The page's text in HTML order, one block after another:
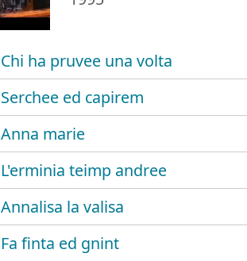
Chi ha pruvee una volta
Serchee ed capirem
Anna marie
L'erminia teimp andree
Annalisa la valisa
Fa finta ed gnint